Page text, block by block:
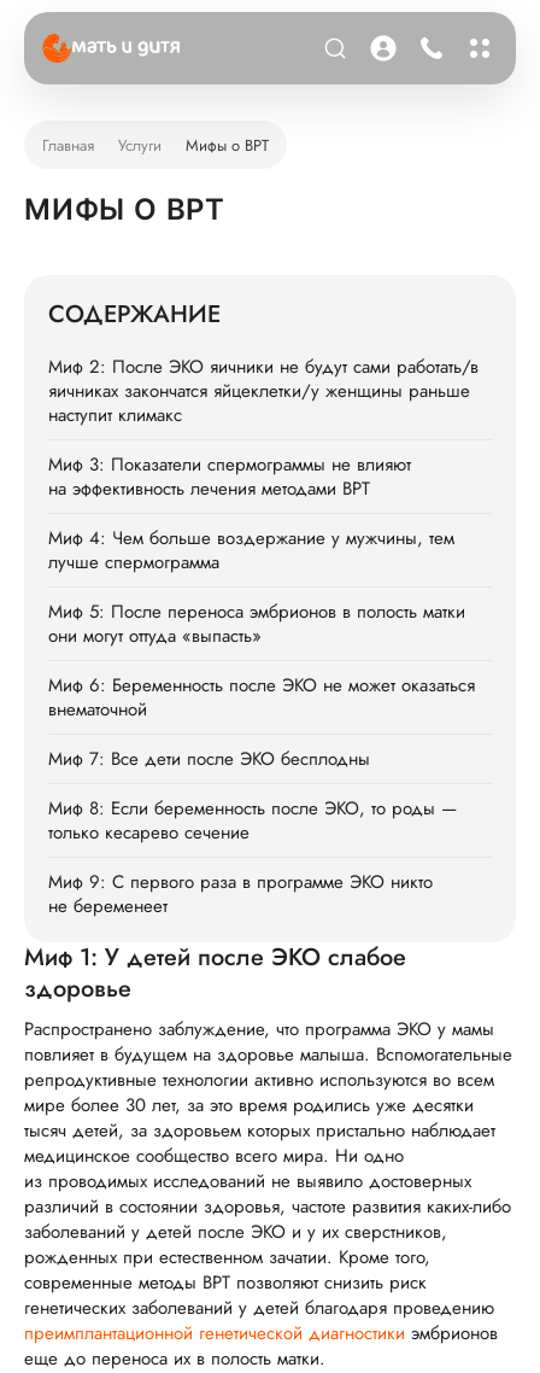
Главная Услуги Мифы о ВРТ
МИФЫ О ВРТ
Миф 1: У детей после ЭКО слабое
здоровье
Распространено заблуждение, что программа ЭКО у мамы
повлияет в будущем на здоровье малыша. Вспомогательные
репродуктивные технологии активно используются во всем
мире более 30 лет, за это время родились уже десятки
тысяч детей, за здоровьем которых пристально наблюдает
медицинское сообщество всего мира. Ни одно
из проводимых исследований не выявило достоверных
различий в состоянии здоровья, частоте развития каких-либо
заболеваний у детей после ЭКО и у их сверстников,
рожденных при естественном зачатии. Кроме того,
современные методы ВРТ позволяют снизить риск
генетических заболеваний у детей благодаря проведению
преимплантационной генетической диагностики эмбрионов
еще до переноса их в полость матки.
СОДЕРЖАНИЕ
Миф 2: После ЭКО яичники не будут сами работать/в
яичниках закончатся яйцеклетки/у женщины раньше
наступит климакс
Миф 3: Показатели спермограммы не влияют
на эффективность лечения методами ВРТ
Миф 4: Чем больше воздержание у мужчины, тем
лучше спермограмма
Миф 5: После переноса эмбрионов в полость матки
они могут оттуда «выпасть»
Миф 6: Беременность после ЭКО не может оказаться
внематочной
Миф 7: Все дети после ЭКО бесплодны
Миф 8: Если беременность после ЭКО, то роды —
только кесарево сечение
Миф 9: С первого раза в программе ЭКО никто
не беременеет